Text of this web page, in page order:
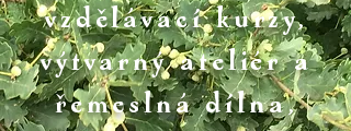
vzdělávací kurzy,
výtvarný ateliér a
řemeslná dílna,